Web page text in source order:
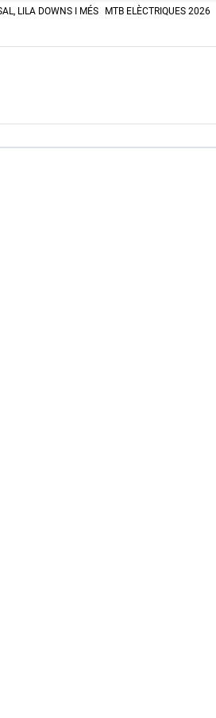
LILA DOWNS I MÉS MTB ELÈCTRIQUES 2026